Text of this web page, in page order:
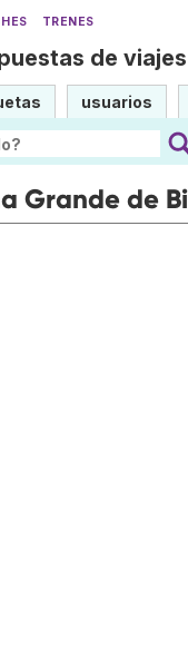
TRENES
de viajes
usuarios
Grande de